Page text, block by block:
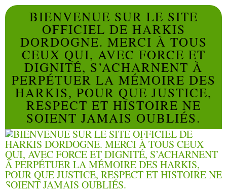
BIENVENUE SUR LE SITE
OFFICIEL DE HARKIS
DORDOGNE. MERCI À TOUS
CEUX QUI, AVEC FORCE ET
DIGNITÉ, S’ACHARNENT À
PERPÉTUER LA MÉMOIRE DES
HARKIS, POUR QUE JUSTICE,
RESPECT ET HISTOIRE NE
SOIENT JAMAIS OUBLIÉS.